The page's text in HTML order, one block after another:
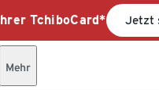
TchiboCard* Jetzt
Mehr